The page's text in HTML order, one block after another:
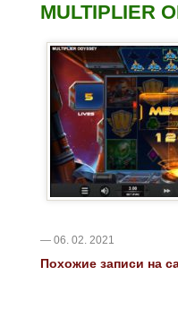
MULTIPLIER
— 06. 02. 2021
Похожие записи на